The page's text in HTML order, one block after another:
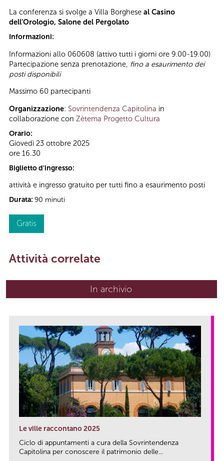
La conferenza si svolge a Villa Borghese al Casino
dell’Orologio, Salone del Pergolato
Informazioni:
Informazioni allo 060608 (attivo tutti i giorni ore 9.00-19.00)
Partecipazione senza prenotazione, fino a esaurimento dei
posti disponibili
Massimo 60 partecipanti
Organizzazione: Sovrintendenza Capitolina in
collaborazione con Zètema Progetto Cultura
Orario:
Giovedì 23 ottobre 2025
ore 16.30
Biglietto d'ingresso:
attività e ingresso gratuito per tutti fino a esaurimento posti
Durata: 90 minuti
Gratis
Attività correlate
In archivio
Le ville raccontano 2025
Ciclo di appuntamenti a cura della Sovrintendenza
Capitolina per conoscere il patrimonio delle...